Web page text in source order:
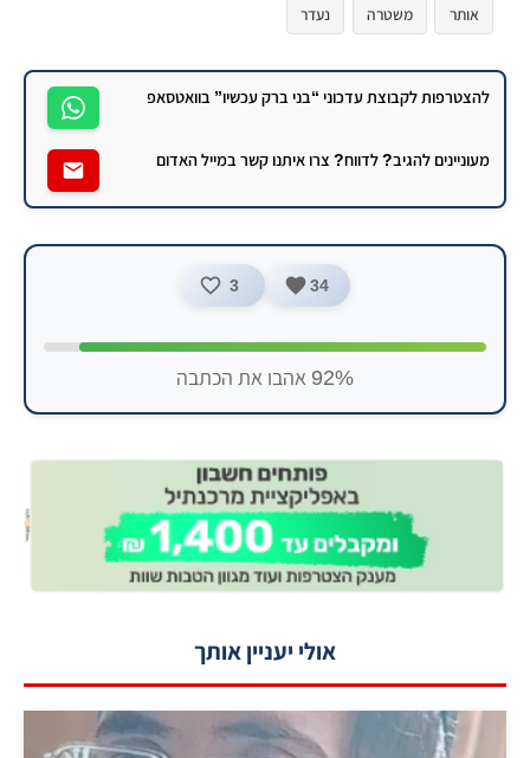
אותר משטרה נעדר
להצטרפות לקבוצת עדכוני “בני ברק עכשיו” בוואטסאפ
מעוניינים להגיב? לדווח? צרו איתנו קשר במייל האדום
34
3
92% אהבו את הכתבה
אולי יעניין אותך